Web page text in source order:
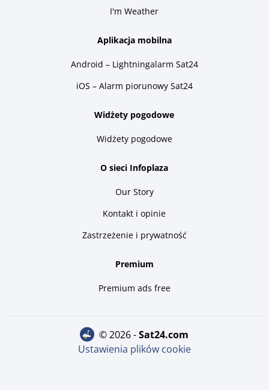
I'm Weather
Aplikacja mobilna
Android – Lightningalarm Sat24
iOS – Alarm piorunowy Sat24
Widżety pogodowe
Widżety pogodowe
O sieci Infoplaza
Our Story
Kontakt i opinie
Zastrzeżenie i prywatność
Premium
Premium ads free
© 2026 - sat24.com
Ustawienia plików cookie